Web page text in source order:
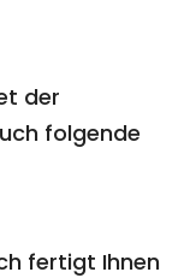
der
folgende
fertigt Ihnen